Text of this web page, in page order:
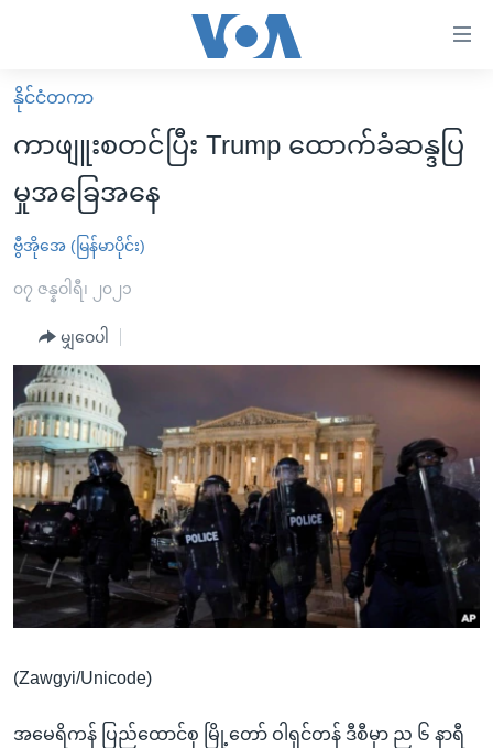
လွယ်ကူ
စေ
Link
များ
ပင်မ
ကျော်
ကြည့်
ရန်
ပင်မ
အ
ညွန်း
စာမျက်နှာ
ရန်
ရန်
မူလစာမျက်နှာ
မြန်မာ
ကမ္ဘာ့သတင်းများ
နိုင်ငံတကာ
အမေရိကန်
အစ္စရေး-ပါလက်စတိုင်း
ဗွီဒီယို
သတင်းလွတ်လပ်ခွင့်
အင်္ဂလိပ်စာလေ့လာမယ်
အမေရိကန်သုံးအီဒီယံ
မကြေးမုံရဲ့ အင်္ဂလိပ်စာ
ရုပ်ရှင်ထဲက အင်္ဂလိပ်စာ
သုတပဒေသာ အင်္ဂလိပ်စာ
အပတ်စဉ်ကဏ္ဍများ
ရေဒီယို
တီဗွီ
ရေဒီယိုနှင့်ရုပ်သံ အချက်အလက်များ
ရေဒီယို/တီဗွီအစီအစဉ်
Learning English
ဗွီအိုအေ လူမှုကွန်ယက်များ
နိုင်ငံတကာ
ကာဖျူးစတင်ပြီး Trump ထောက်ခံဆန္ဒပြ
မှုအခြေအနေ
ဗွီအိုအေ (မြန်မာပိုင်း)
၀၇ ဇန္နဝါရီ၊ ၂၀၂၁
မျှဝေပါ
(Zawgyi/Unicode)
အမေရိကန် ပြည်ထောင်စု မြို့တော် ဝါရှင်တန် ဒီစီမှာ ည ၆ နာရီ